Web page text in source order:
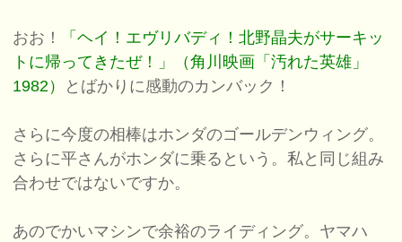
おお！
「ヘイ！エヴリバディ！北野晶夫がサーキッ
トに帰ってきたぜ！」（角川映画「汚れた英雄」
1982）
とばかりに感動のカンバック！
さらに今度の相棒はホンダのゴールデンウィング。
さらに平さんがホンダに乗るという。私と同じ組み
合わせではないですか。
あのでかいマシンで余裕のライディング。ヤマハ